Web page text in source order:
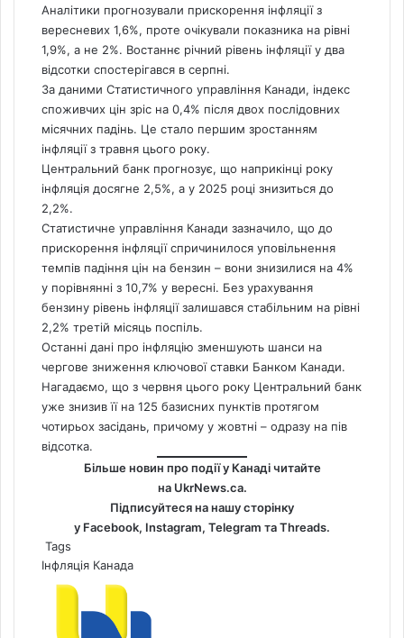
Аналітики прогнозували прискорення інфляції з
вересневих 1,6%, проте очікували показника на рівні
1,9%, а не 2%. Востаннє річний рівень інфляції у два
відсотки спостерігався в серпні.
За даними Статистичного управління Канади, індекс
споживчих цін зріс на 0,4% після двох послідовних
місячних падінь. Це стало першим зростанням
інфляції з травня цього року.
Центральний банк прогнозує, що наприкінці року
інфляція досягне 2,5%, а у 2025 році знизиться до
2,2%.
Статистичне управління Канади зазначило, що до
прискорення інфляції спричинилося уповільнення
темпів падіння цін на бензин – вони знизилися на 4%
у порівнянні з 10,7% у вересні. Без урахування
бензину рівень інфляції залишався стабільним на рівні
2,2% третій місяць поспіль.
Останні дані про інфляцію зменшують шанси на
чергове зниження ключової ставки Банком Канади.
Нагадаємо, що з червня цього року Центральний банк
уже знизив її на 125 базисних пунктів протягом
чотирьох засідань, причому у жовтні – одразу на пів
відсотка.
Більше новин про події у Канаді читайте
на UkrNews.ca.
Підписуйтеся на нашу сторінку
у Facebook, Instagram, Telegram таThreads.
Tags
Інфляція Канада